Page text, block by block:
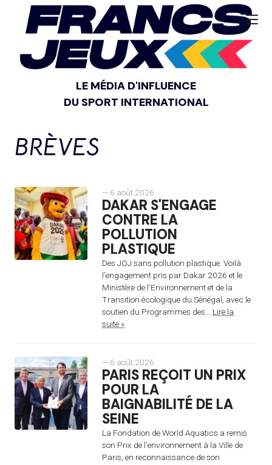
LE MÉDIA D'INFLUENCE
DU SPORT INTERNATIONAL
BRÈVES
— 6 août 2026
DAKAR S'ENGAGE
CONTRE LA
POLLUTION
PLASTIQUE
Des JOJ sans pollution plastique. Voilà
l’engagement pris par Dakar 2026 et le
Ministère de l’Environnement et de la
Transition écologique du Sénégal, avec le
soutien du Programmes des... Lire la
suite »
— 6 août 2026
PARIS REÇOIT UN PRIX
POUR LA
BAIGNABILITÉ DE LA
SEINE
La Fondation de World Aquatics a remis
son Prix de l’environnement à la Ville de
Paris, en reconnaissance de son